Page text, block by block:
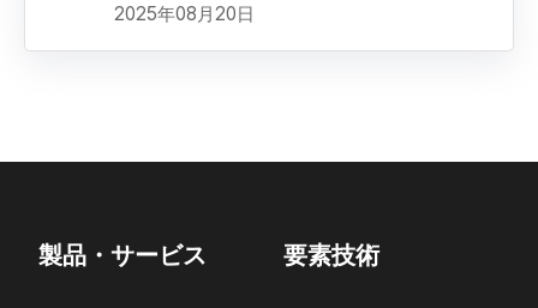
2025年08月20日
製品・サービス 要素技術